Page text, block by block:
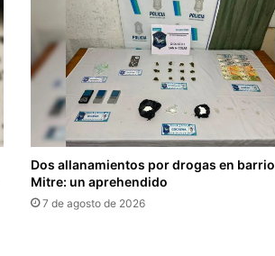
Dos allanamientos por drogas en barrio
Mitre: un aprehendido
7 de agosto de 2026